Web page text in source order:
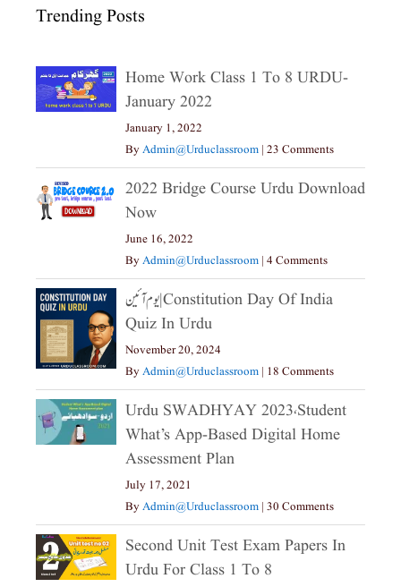
Trending Posts
Home Work Class 1 To 8 URDU-
January 2022
January 1, 2022
ByAdmin@urduclassroom | 23 Comments
2022 Bridge Course Urdu Download
Now
June 16, 2022
ByAdmin@urduclassroom | 4 Comments
یوم آئین|constitution Day Of India
Quiz In Urdu
November 20, 2024
ByAdmin@urduclassroom | 18 Comments
Urdu SWADHYAY 2023،Student
What’s App-Based Digital Home
Assessment Plan
July 17, 2021
ByAdmin@urduclassroom | 30 Comments
Second Unit Test Exam Papers In
Urdu For Class 1 To 8